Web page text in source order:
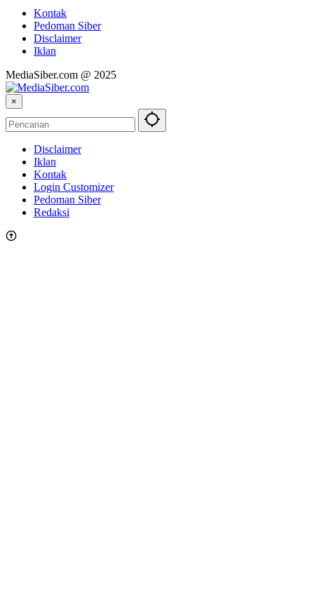
Kontak
Pedoman Siber
Disclaimer
Iklan
MediaSiber.com @ 2025
×
Disclaimer
Iklan
Kontak
Login Customizer
Pedoman Siber
Redaksi